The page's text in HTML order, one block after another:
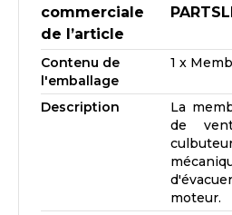
commerciale
de l’article
Contenu de
l'emballage
1 x
Description
La
de
moteur.